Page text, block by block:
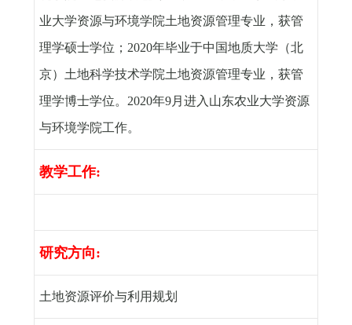
业大学资源与环境学院土地资源管理专业，获管
理学硕士学位； 2020年毕业于中国地质大学（北
京）土地科学技术学院土地资源管理专业，获管
理学博士学位。 2020年9月进入山东农业大学资源
与环境学院工作。
教学工作:
研究方向:
土地资源评价与利用规划